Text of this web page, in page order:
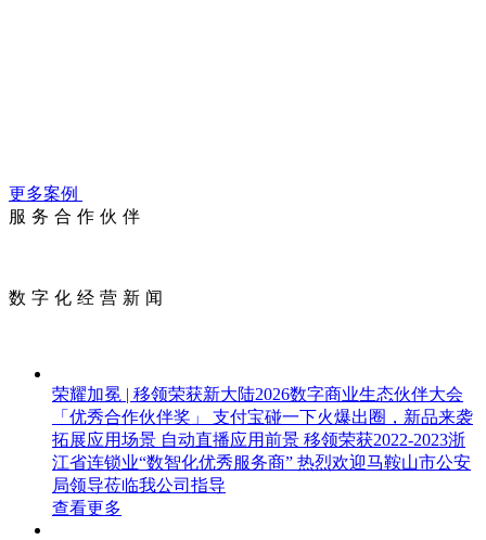
更多案例
服务合作伙伴
数字化经营新闻
荣耀加冕 | 移领荣获新大陆2026数字商业生态伙伴大会
「优秀合作伙伴奖」
支付宝碰一下火爆出圈，新品来袭
拓展应用场景 自动直播应用前景 移领荣获2022-2023浙
江省连锁业“数智化优秀服务商” 热烈欢迎马鞍山市公安
局领导莅临我公司指导
查看更多